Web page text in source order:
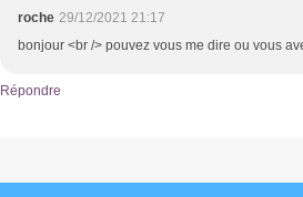
roche 29/12/2021 21:17
bonjour <br /> pouvez vous me dire ou vous
Répondre